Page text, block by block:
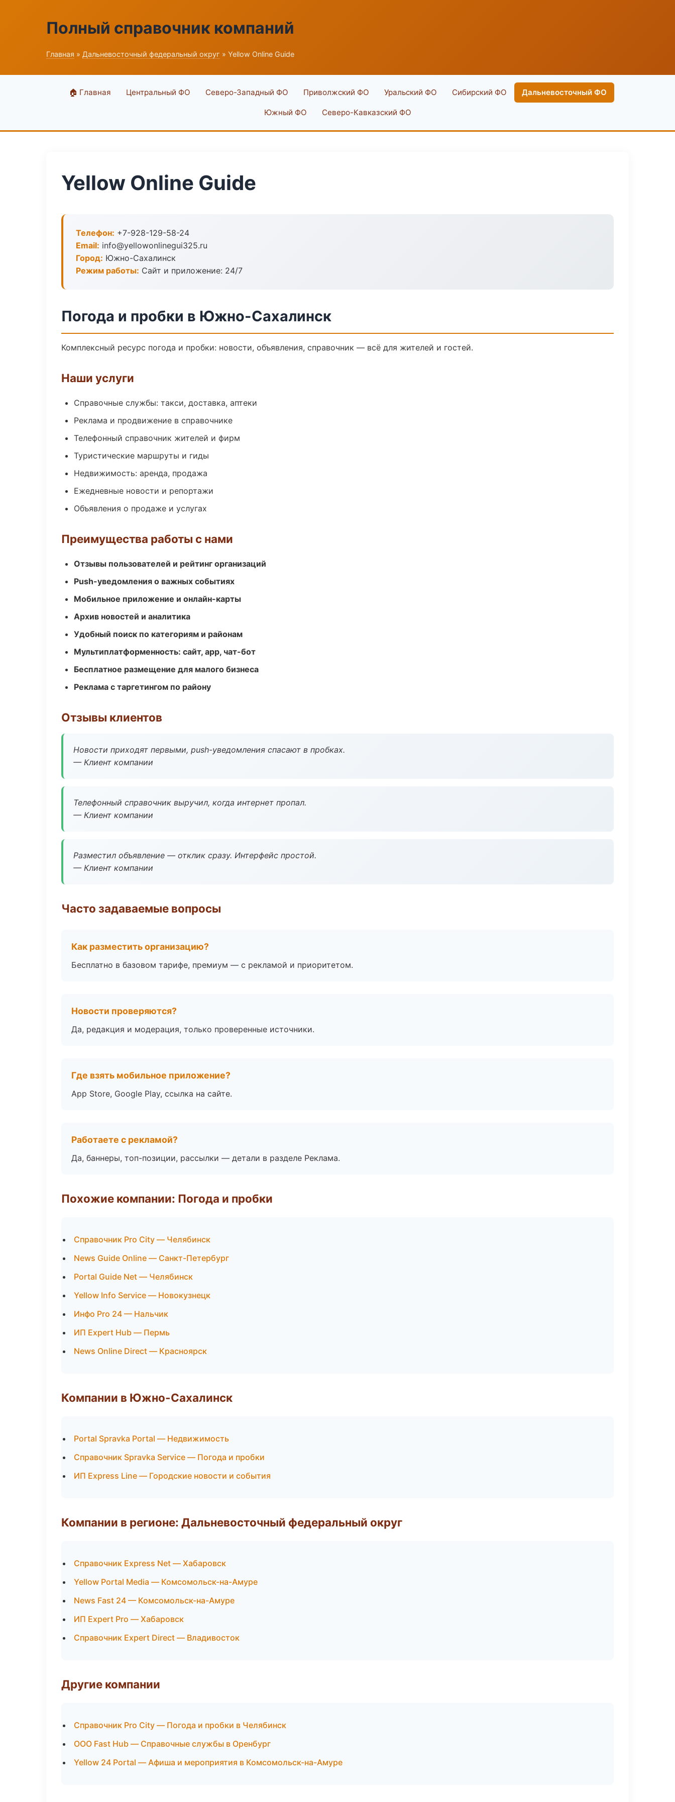
Полный справочник компаний
Главная » Дальневосточный федеральный округ » Yellow Online Guide
🏠 Главная Центральный ФО Северо-Западный ФО Приволжский ФО Уральский ФО Сибирский ФО Дальневосточный ФО
Южный ФО Северо-Кавказский ФО
Yellow Online Guide
Телефон: +7-928-129-58-24
Email: info@yellowonlinegui325.ru
Город: Южно-Сахалинск
Режим работы: Сайт и приложение: 24/7
Погода и пробки в Южно-Сахалинск
Комплексный ресурс погода и пробки: новости, объявления, справочник — всё для жителей и гостей.
Наши услуги
Справочные службы: такси, доставка, аптеки
Реклама и продвижение в справочнике
Телефонный справочник жителей и фирм
Туристические маршруты и гиды
Недвижимость: аренда, продажа
Ежедневные новости и репортажи
Объявления о продаже и услугах
Преимущества работы с нами
Отзывы пользователей и рейтинг организаций
Push-уведомления о важных событиях
Мобильное приложение и онлайн-карты
Архив новостей и аналитика
Удобный поиск по категориям и районам
Мультиплатформенность: сайт, app, чат-бот
Бесплатное размещение для малого бизнеса
Реклама с таргетингом по району
Отзывы клиентов
Новости приходят первыми, push-уведомления спасают в пробках.
— Клиент компании
Телефонный справочник выручил, когда интернет пропал.
— Клиент компании
Разместил объявление — отклик сразу. Интерфейс простой.
— Клиент компании
Часто задаваемые вопросы
Как разместить организацию?
Бесплатно в базовом тарифе, премиум — с рекламой и приоритетом.
Новости проверяются?
Да, редакция и модерация, только проверенные источники.
Где взять мобильное приложение?
App Store, Google Play, ссылка на сайте.
Работаете с рекламой?
Да, баннеры, топ-позиции, рассылки — детали в разделе Реклама.
Похожие компании: Погода и пробки
Справочник Pro City — Челябинск
News Guide Online — Санкт-Петербург
Portal Guide Net — Челябинск
Yellow Info Service — Новокузнецк
Инфо Pro 24 — Нальчик
ИП Expert Hub — Пермь
News Online Direct — Красноярск
Компании в Южно-Сахалинск
Portal Spravka Portal — Недвижимость
Справочник Spravka Service — Погода и пробки
ИП Express Line — Городские новости и события
Компании в регионе: Дальневосточный федеральный округ
Справочник Express Net — Хабаровск
Yellow Portal Media — Комсомольск-на-Амуре
News Fast 24 — Комсомольск-на-Амуре
ИП Expert Pro — Хабаровск
Справочник Expert Direct — Владивосток
Другие компании
Справочник Pro City — Погода и пробки в Челябинск
ООО Fast Hub — Справочные службы в Оренбург
Yellow 24 Portal — Афиша и мероприятия в Комсомольск-на-Амуре